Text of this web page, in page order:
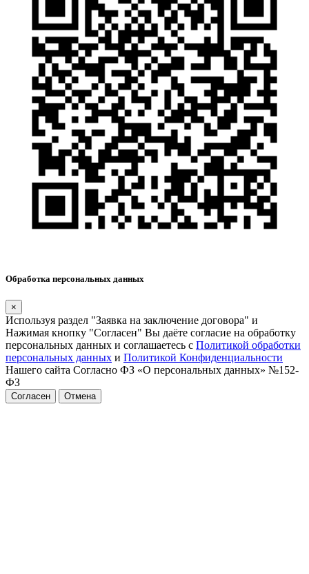
Обработка персональных данных
×
Используя раздел "Заявка на заключение договора" и
Нажимая кнопку "Согласен" Вы даёте согласие на обработку
персональных данных и соглашаетесь с Политикой обработки
персональных данных и Политикой Конфиденциальности
Нашего сайта Согласно ФЗ «О персональных данных» №152-
ФЗ
Согласен Отмена